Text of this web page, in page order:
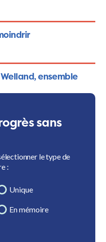
ensemble
sans
le type de
:
Unique
En mémoire